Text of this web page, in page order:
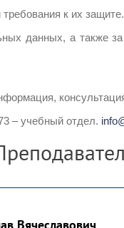
к их защите.
данных, а также
– учебный отдел.
Вячеславович